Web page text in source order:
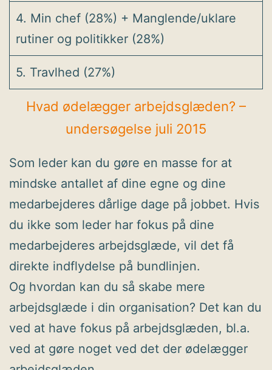
4. Min chef (28%) + Manglende/uklare
rutiner og politikker (28%)
5. Travlhed (27%)
Hvad ødelægger arbejdsglæden? –
undersøgelse juli 2015
Som leder kan du gøre en masse for at
mindske antallet af dine egne og dine
medarbejderes dårlige dage på jobbet. Hvis
du ikke som leder har fokus på dine
medarbejderes arbejdsglæde, vil det få
direkte indflydelse på bundlinjen.
Og hvordan kan du så skabe mere
arbejdsglæde i din organisation? Det kan du
ved at have fokus på arbejdsglæden, bl.a.
ved at gøre noget ved det der ødelægger